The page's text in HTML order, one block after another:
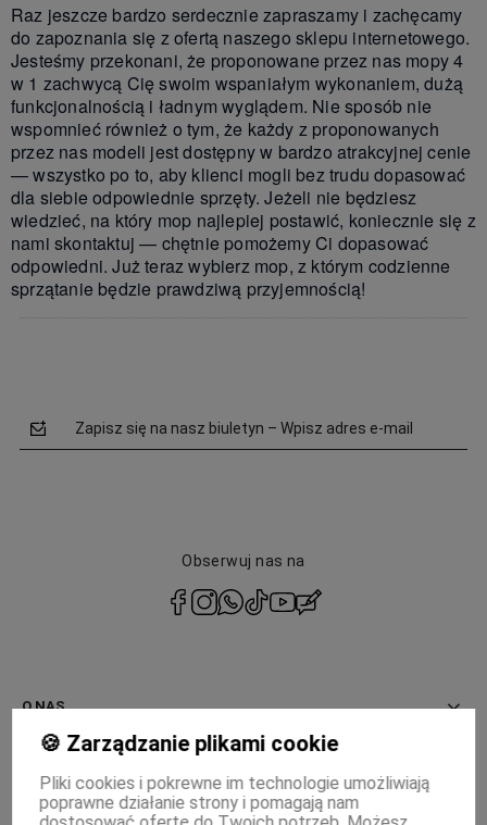
Raz jeszcze bardzo serdecznie zapraszamy i zachęcamy
do zapoznania się z ofertą naszego sklepu internetowego.
Jesteśmy przekonani, że proponowane przez nas mopy 4
w 1 zachwycą Cię swoim wspaniałym wykonaniem, dużą
funkcjonalnością i ładnym wyglądem. Nie sposób nie
wspomnieć również o tym, że każdy z proponowanych
przez nas modeli jest dostępny w bardzo atrakcyjnej cenie
— wszystko po to, aby klienci mogli bez trudu dopasować
dla siebie odpowiednie sprzęty. Jeżeli nie będziesz
wiedzieć, na który mop najlepiej postawić, koniecznie się z
nami skontaktuj — chętnie pomożemy Ci dopasować
odpowiedni. Już teraz wybierz mop, z którym codzienne
sprzątanie będzie prawdziwą przyjemnością!
Zapisz się na nasz biuletyn – Wpisz adres e-mail
Obserwuj nas na
O NAS
INFORMACJE
PŁATNOŚCI I DOSTAWA
🍪 Zarządzanie plikami cookie
Pliki cookies i pokrewne im technologie umożliwiają
poprawne działanie strony i pomagają nam